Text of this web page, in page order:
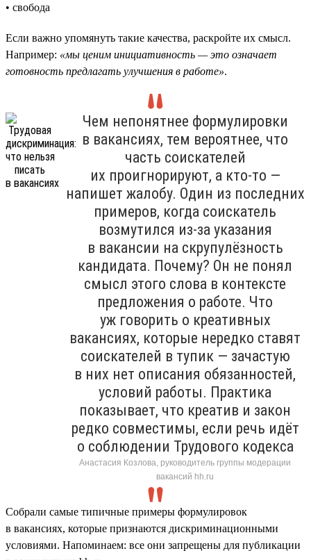
• свобода
Если важно упомянуть такие качества, раскройте их смысл.
Например: «мы ценим инициативность — это означает
готовность предлагать улучшения в работе».
Чем непонятнее формулировки
в вакансиях, тем вероятнее, что
часть соискателей
их проигнорируют, а кто-то —
напишет жалобу. Один из последних
примеров, когда соискатель
возмутился из-за указания
в вакансии на скрупулёзность
кандидата. Почему? Он не понял
смысл этого слова в контексте
предложения о работе. Что
уж говорить о креативных
вакансиях, которые нередко ставят
соискателей в тупик — зачастую
в них нет описания обязанностей,
условий работы. Практика
показывает, что креатив и закон
редко совместимы, если речь идёт
о соблюдении Трудового кодекса
Анастасия Козлова, руководитель группы модерации
вакансий hh.ru
Собрали самые типичные примеры формулировок
в вакансиях, которые признаются дискриминационными
условиями. Напоминаем: все они запрещены для публикации